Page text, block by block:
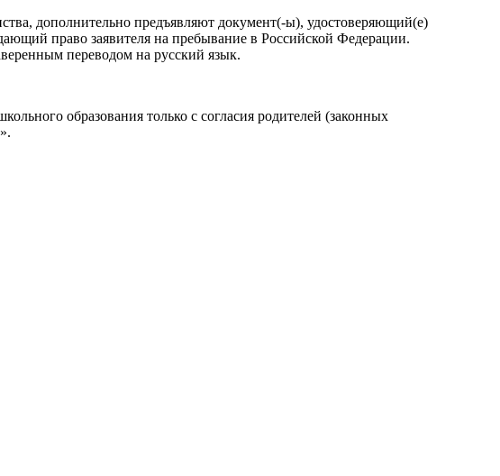
дополнительно предъявляют документ(-ы), удостоверяющий(е)
право заявителя на пребывание в Российской Федерации.
переводом на русский язык.
образования только с согласия родителей (законных